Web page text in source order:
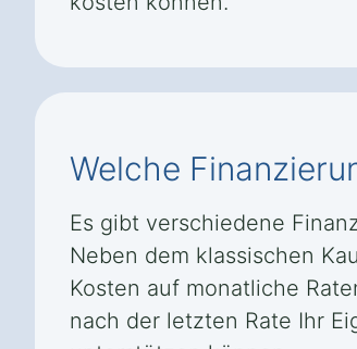
Welche
Es gibt verschiedene
Neben dem klassischen
Kosten auf monatliche
nach der letzten Rate Ihr